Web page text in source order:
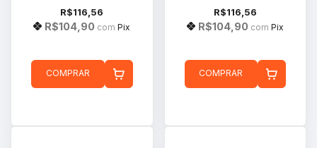
R$116,56
R$104,90 com Pix
COMPRAR
R$116,56
R$104,90 com Pix
COMPRAR